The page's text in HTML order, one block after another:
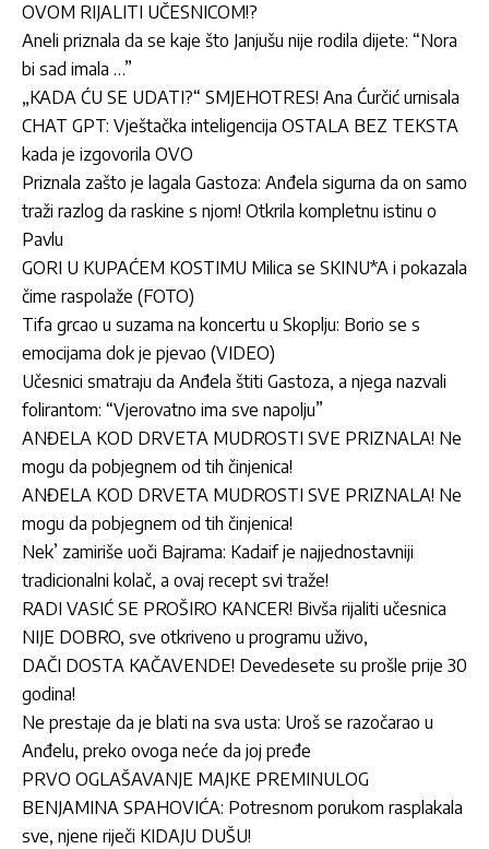
OVOM RIJALITI UČESNICOM!?
Aneli priznala da se kaje što Janjušu nije rodila dijete: “Nora
bi sad imala …”
„KADA ĆU SE UDATI?“ SMJEHOTRES! Ana Ćurčić urnisala
CHAT GPT: Vještačka inteligencija OSTALA BEZ TEKSTA
kada je izgovorila OVO
Priznala zašto je lagala Gastoza: Anđela sigurna da on samo
traži razlog da raskine s njom! Otkrila kompletnu istinu o
Pavlu
GORI U KUPAĆEM KOSTIMU Milica se SKINU*A i pokazala
čime raspolaže (FOTO)
Tifa grcao u suzama na koncertu u Skoplju: Borio se s
emocijama dok je pjevao (VIDEO)
Učesnici smatraju da Anđela štiti Gastoza, a njega nazvali
folirantom: “Vjerovatno ima sve napolju”
ANĐELA KOD DRVETA MUDROSTI SVE PRIZNALA! Ne
mogu da pobjegnem od tih činjenica!
ANĐELA KOD DRVETA MUDROSTI SVE PRIZNALA! Ne
mogu da pobjegnem od tih činjenica!
Nek’ zamiriše uoči Bajrama: Kadaif je najjednostavniji
tradicionalni kolač, a ovaj recept svi traže!
RADI VASIĆ SE PROŠIRO KANCER! Bivša rijaliti učesnica
NIJE DOBRO, sve otkriveno u programu uživo,
DAČI DOSTA KAČAVENDE! Devedesete su prošle prije 30
godina!
Ne prestaje da je blati na sva usta: Uroš se razočarao u
Anđelu, preko ovoga neće da joj pređe
PRVO OGLAŠAVANJE MAJKE PREMINULOG
BENJAMINA SPAHOVIĆA: Potresnom porukom rasplakala
sve, njene riječi KIDAJU DUŠU!